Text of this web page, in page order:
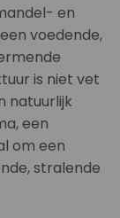
en
voedende,
is niet vet
natuurlijk
een
om een
stralende